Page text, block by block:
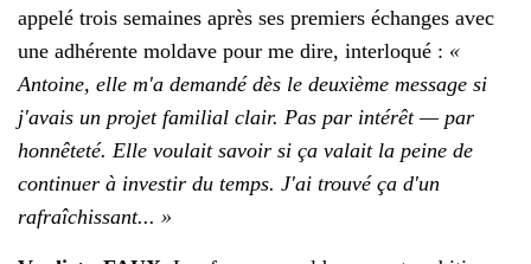
appelé trois semaines après ses premiers échanges avec
une adhérente moldave pour me dire, interloqué : «
Antoine, elle m'a demandé dès le deuxième message si
j'avais un projet familial clair. Pas par intérêt — par
honnêteté. Elle voulait savoir si ça valait la peine de
continuer à investir du temps. J'ai trouvé ça d'un
rafraîchissant... »